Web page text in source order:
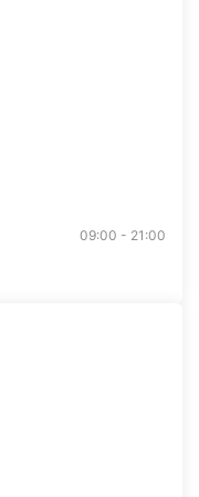
09:00 - 21:00